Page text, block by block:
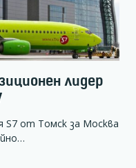
лидер
S7 от Томск за Москва